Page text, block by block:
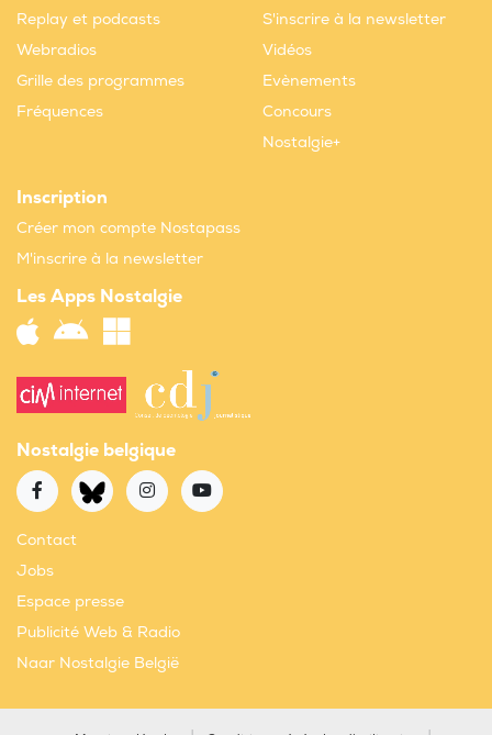
Replay et podcasts
Webradios
Grille des programmes
Fréquences
S'inscrire à la newsletter
Vidéos
Evènements
Concours
Nostalgie+
Inscription
Créer mon compte Nostapass
M'inscrire à la newsletter
Les Apps Nostalgie
Nostalgie belgique
Contact
Jobs
Espace presse
Publicité Web & Radio
Naar Nostalgie België